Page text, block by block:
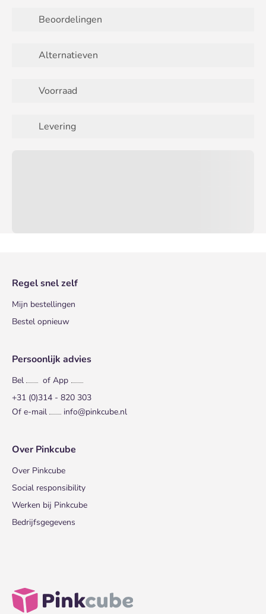
Beoordelingen
Alternatieven
Voorraad
Levering
Regel snel zelf
Mijn bestellingen
Bestel opnieuw
Persoonlijk advies
Bel
of App
+31 (0)314 - 820 303
Of e-mail
info@pinkcube.nl
Over Pinkcube
Over Pinkcube
Social responsibility
Werken bij Pinkcube
Bedrijfsgegevens